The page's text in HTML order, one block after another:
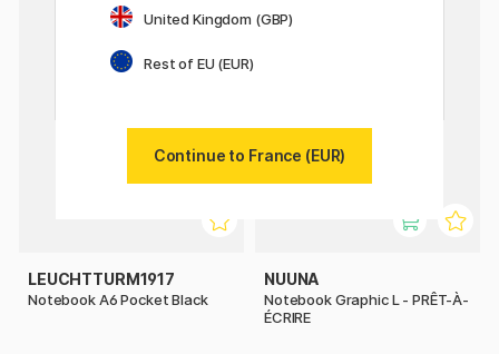
LEUCHTTURM1917
Notebook A6 Pocket Black
NUUNA
Notebook Graphic L - PRÊT-À-
ÉCRIRE
United Kingdom (GBP)
Rest of EU (EUR)
Continue to France (EUR)